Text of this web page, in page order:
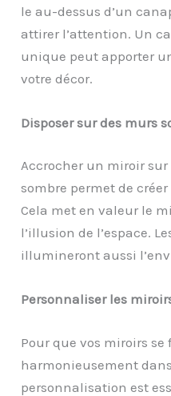
le au-dessus d’un
attirer l’attention. Un
unique peut apporter
votre décor.
Disposer sur des murs
Accrocher un miroir
sombre permet de
Cela met en valeur le
l’illusion de l’espace.
illumineront aussi
Personnaliser les
Pour que vos miroirs se
harmonieusement
personnalisation est